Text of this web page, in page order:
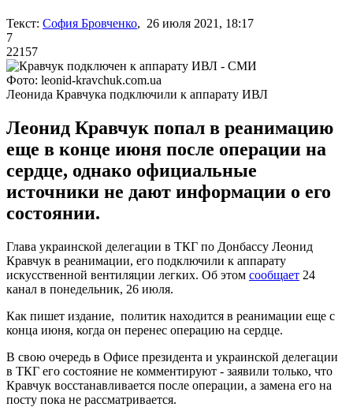
Текст: София Бровченко, 26 июля 2021, 18:17
7
22157
Фото: leonid-kravchuk.com.ua
Леонида Кравчука подключили к аппарату ИВЛ
Леонид Кравчук попал в реанимацию
еще в конце июня после операции на
сердце, однако официальные
источники не дают информации о его
состоянии.
Глава украинской делегации в ТКГ по Донбассу Леонид
Кравчук в реанимации, его подключили к аппарату
искусственной вентиляции легких. Об этом сообщает 24
канал в понедельник, 26 июля.
Как пишет издание, политик находится в реанимации еще с
конца июня, когда он перенес операцию на сердце.
В свою очередь в Офисе президента и украинской делегации
в ТКГ его состояние не комментируют - заявили только, что
Кравчук восстанавливается после операции, а замена его на
посту пока не рассматривается.